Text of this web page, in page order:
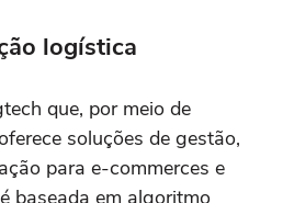
logística
que, por meio de
soluções de gestão,
para e-commerces e